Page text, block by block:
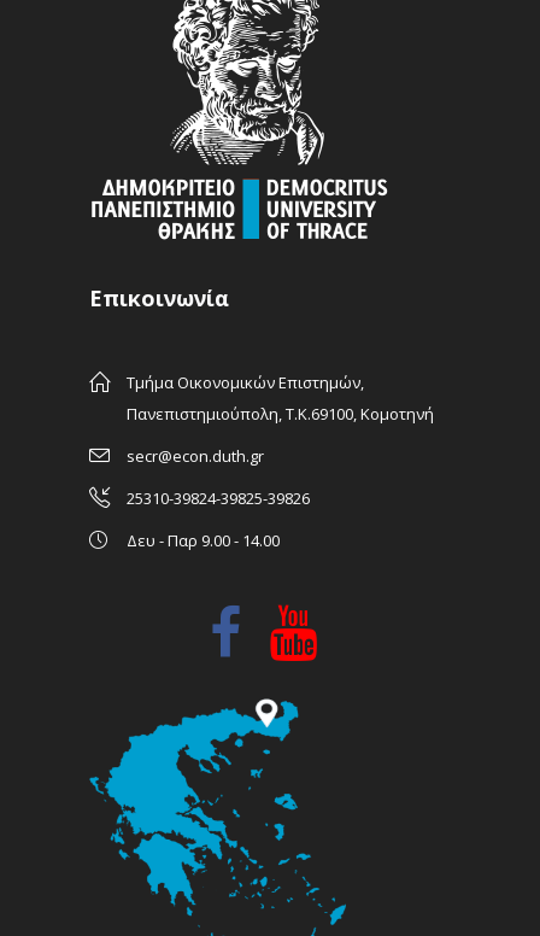
Επικοινωνία
Τμήμα Οικονομικών Επιστημών,
Πανεπιστημιούπολη, Τ.Κ.69100, Κομοτηνή
secr@econ.duth.gr
25310-39824-39825-39826
Δευ - Παρ 9.00 - 14.00